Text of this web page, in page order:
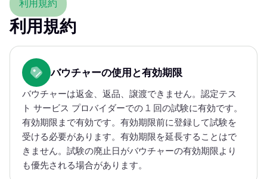
利用規約
利用規約
バウチャーの使用と有効期限
バウチャーは返金、返品、譲渡できません。認定テス
ト サービス プロバイダーでの 1 回の試験に有効です。
有効期限まで有効です。有効期限前に登録して試験を
受ける必要があります。有効期限を延長することはで
きません。試験の廃止日がバウチャーの有効期限より
も優先される場合があります。